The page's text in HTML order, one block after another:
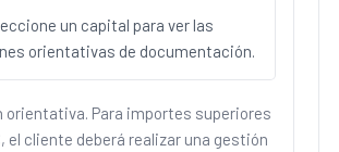
un capital para ver las
orientativas de documentación.
orientativa. Para importes superiores
el cliente deberá realizar una gestión